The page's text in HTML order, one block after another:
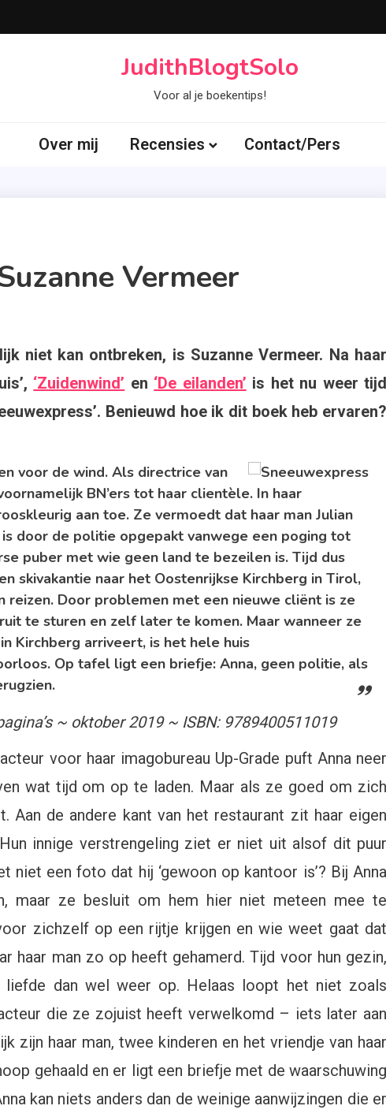
JudithBlogtSolo
Voor al je boekentips!
Over mij Recensies Contact/Pers
Vermeer
Bruna
,
,
Sneeuwexpress
A.W.
Bruna
niet kan ontbreken, is Suzanne Vermeer. Na haar
‘Zuidenwind’ en ‘De eilanden’ is het nu weer tijd
Benieuwd hoe ik dit boek heb ervaren?
voor de wind. Als directrice van
BN’ers tot haar clientèle. In haar
aan toe. Ze vermoedt dat haar man Julian
door de politie opgepakt vanwege een poging tot
puber met wie geen land te bezeilen is. Tijd dus
skivakantie naar het Oostenrijkse Kirchberg in Tirol,
Door problemen met een nieuwe cliënt is ze
te sturen en zelf later te komen. Maar wanneer ze
Kirchberg arriveert, is het hele huis
Op tafel ligt een briefje: Anna, geen politie, als
~ oktober 2019 ~ ISBN: 9789400511019
voor haar imagobureau Up-Grade puft Anna neer
wat tijd om op te laden. Maar als ze goed om zich
Aan de andere kant van het restaurant zit haar eigen
innige verstrengeling ziet er niet uit alsof dit puur
niet een foto dat hij ‘gewoon op kantoor is’? Bij Anna
maar ze besluit om hem hier niet meteen mee te
zichzelf op een rijtje krijgen en wie weet gaat dat
haar man zo op heeft gehamerd. Tijd voor hun gezin,
dan wel weer op. Helaas loopt het niet zoals
die ze zojuist heeft verwelkomd – iets later aan
zijn haar man, twee kinderen en het vriendje van haar
gehaald en er ligt een briefje met de waarschuwing
kan niets anders dan de weinige aanwijzingen die er